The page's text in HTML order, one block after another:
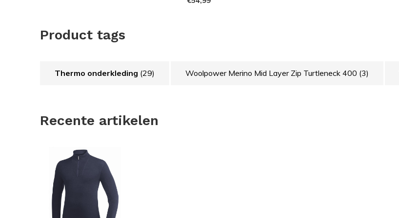
absorptiewarmte. Ullfrotté Original kan op 60 graden worden gewassen.
Woolpower richt zich op het maken van functionele kleding. De kleding is ideaal voor het
bushcraften in de wat koudere omstandigheden. De kleding kan zijn model een klein beetje
model niet zo veel uit.
één maat kleiner nemen dan je normaal zou dragen.
schuren. Naden zijn altijd de zwakste schakel in een kledingstuk, dus onze kleding is erg
duurzaam. De manchetten zijn elastisch en ook in de stof gebreid. De kleding wordt volledig in
Östersund, Jämtland gemaakt, van het garen tot het eindproduct. De naaisters van woolpower
naaien een volledig kledingstuk van begin tot eind en bewegen mee tussen de machines. Als ze
tevreden zijn met het resultaat, naaien ze hun eigen naamplaatje in het kledingstuk. Dat is
Product tags
Thermo onderkleding (29) Woolpower Merino Mid Layer Zip Turtleneck 400 (3)
Recente artikelen